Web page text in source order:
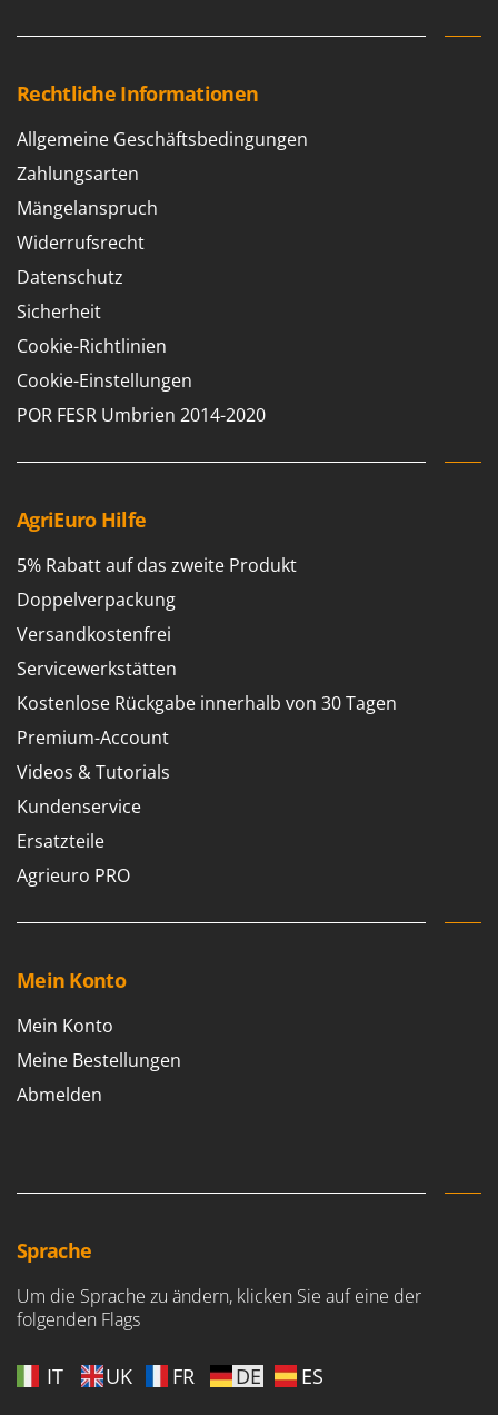
Rechtliche Informationen
Allgemeine Geschäftsbedingungen
Zahlungsarten
Mängelanspruch
Widerrufsrecht
Datenschutz
Sicherheit
Cookie-Richtlinien
Cookie-Einstellungen
POR FESR Umbrien 2014-2020
AgriEuro Hilfe
5% Rabatt auf das zweite Produkt
Doppelverpackung
Versandkostenfrei
Servicewerkstätten
Kostenlose Rückgabe innerhalb von 30 Tagen
Premium-Account
Videos & Tutorials
Kundenservice
Ersatzteile
Agrieuro PRO
Mein Konto
Mein Konto
Meine Bestellungen
Abmelden
Sprache
Um die Sprache zu ändern, klicken Sie auf eine der
folgenden Flags
IT UK FR DE ES